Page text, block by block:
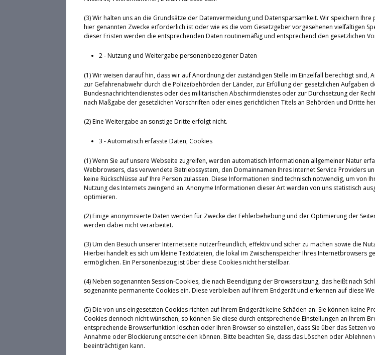
(3) Wir halten uns an die Grundsätze der Datenvermeidung und Datensparsamkeit. Wir speichern
hier genannten Zwecke erforderlich ist oder wie es die vom Gesetzgeber vorgesehenen vielfältigen
dieser Fristen werden die entsprechenden Daten routinemäßig und entsprechend den gesetzlichen
2 - Nutzung und Weitergabe personenbezogener Daten
(1) Wir weisen darauf hin, dass wir auf Anordnung der zuständigen Stelle im Einzelfall berechtigt
zur Gefahrenabwehr durch die Polizeibehörden der Länder, zur Erfüllung der gesetzlichen Aufgaben
Bundesnachrichtendienstes oder des militärischen Abschirmdienstes oder zur Durchsetzung der
nach Maßgabe der gesetzlichen Vorschriften oder eines gerichtlichen Titels an Behörden und Dritte
(2) Eine Weitergabe an sonstige Dritte erfolgt nicht.
3 - Automatisch erfasste Daten, Cookies
(1) Wenn Sie auf unsere Webseite zugreifen, werden automatisch Informationen allgemeiner Natur
Webbrowsers, das verwendete Betriebssystem, den Domainnamen Ihres Internet Service Providers
keine Rückschlüsse auf Ihre Person zulassen. Diese Informationen sind technisch notwendig, um
Nutzung des Internets zwingend an. Anonyme Informationen dieser Art werden von uns statistisch
optimieren.
(2) Einige anonymisierte Daten werden für Zwecke der Fehlerbehebung und der Optimierung der
werden dabei nicht verarbeitet.
(3) Um den Besuch unserer Internetseite nutzerfreundlich, effektiv und sicher zu machen sowie die
Hierbei handelt es sich um kleine Textdateien, die lokal im Zwischenspeicher Ihres Internetbrowsers
ermöglichen. Ein Personenbezug ist über diese Cookies nicht herstellbar.
(4) Neben sogenannten Session-Cookies, die nach Beendigung der Browsersitzung, das heißt nach
sogenannte permanente Cookies ein. Diese verbleiben auf Ihrem Endgerät und erkennen auf diese
(5) Die von uns eingesetzten Cookies richten auf Ihrem Endgerät keine Schäden an. Sie können
Cookies dennoch nicht wünschen, so können Sie diese durch entsprechende Einstellungen an Ihrem
entsprechende Browserfunktion löschen oder Ihren Browser so einstellen, dass Sie über das Setzen
Annahme oder Blockierung entscheiden können. Bitte beachten Sie, dass das Löschen oder
beeinträchtigen kann.